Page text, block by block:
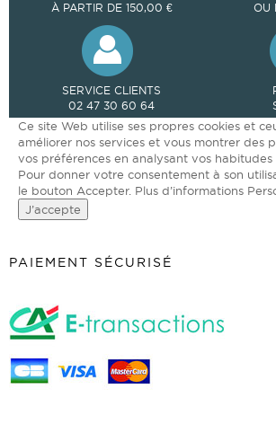
À PARTIR DE 150,00 €
OU
SERVICE CLIENTS
02 47 30 60 64
Ce site Web utilise ses propres cookies et
améliorer nos services et vous montrer des
vos préférences en analysant vos habitudes
Pour donner votre consentement à son
le bouton Accepter. Plus d’informations
J’accepte
PAIEMENT SÉCURISÉ